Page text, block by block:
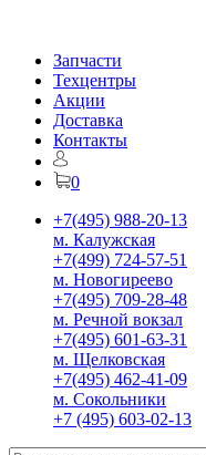
Запчасти
Техцентры
Акции
Доставка
Контакты
0
+7(495) 988-20-13
м. Калужская
+7(499) 724-57-51
м. Новогиреево
+7(495) 709-28-48
м. Речной вокзал
+7(495) 601-63-31
м. Щелковская
+7(495) 462-41-09
м. Сокольники
+7 (495) 603-02-13